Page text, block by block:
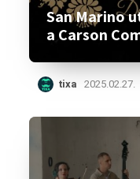
San Marino
a Carson
tixa 2025.02.27.